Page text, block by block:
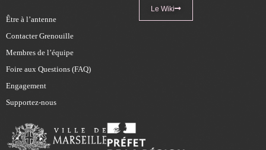
Être à l’antenne
Contacter Grenouille
Membres de l’équipe
Foire aux Questions (FAQ)
Engagement
Supportez-nous
Le Wiki